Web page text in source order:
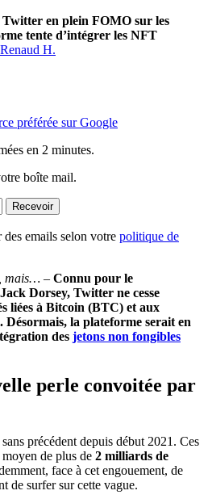
Twitter en plein FOMO sur les
tente d’intégrer les NFT
Renaud H.
préférée sur Google
en 2 minutes.
boîte mail.
Recevoir
emails selon votre politique de
mais… – Connu pour le
Dorsey, Twitter ne cesse
liées à Bitcoin (BTC) et aux
Désormais, la plateforme serait en
des jetons non fongibles
perle convoitée par
précédent depuis début 2021. Ces
de plus de 2 milliards de
face à cet engouement, de
de surfer sur cette vague.